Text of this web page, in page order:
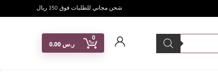
شحن مجاني للطلبات فوق 350 ريال
0
ر.س0.00